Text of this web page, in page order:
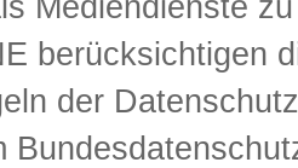
berücksichtigen
der